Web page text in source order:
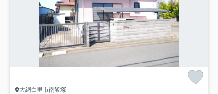
大網白里市南飯塚